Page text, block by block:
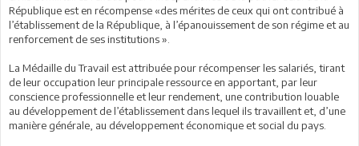
République est en récompense «des mérites de ceux qui ont contribué à
l’établissement de la République, à l’épanouissement de son régime et au
renforcement de ses institutions ».
La Médaille du Travail est attribuée pour récompenser les salariés, tirant
de leur occupation leur principale ressource en apportant, par leur
conscience professionnelle et leur rendement, une contribution louable
au développement de l’établissement dans lequel ils travaillent et, d’une
manière générale, au développement économique et social du pays.